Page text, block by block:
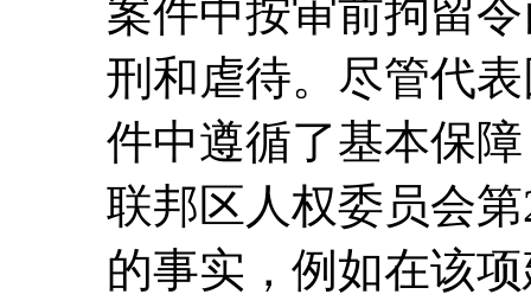
案件中按审前拘留
刑和虐待。尽管代
件中遵循了基本保
联邦区人权委员会
的事实，例如在该